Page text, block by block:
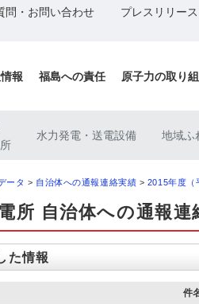
問・お問い合わせ プレスリリー
報 福島への責任 原子力の取り
水力発電・送電設備 地域ふ
ータ > 自治体への通報連絡実績 > 2015年度（
所 自治体への通報連
た情報
件